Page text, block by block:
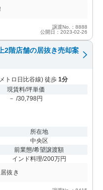
譲渡No.：8888
公開日：2023-02-26
2階店舗の居抜き売却案
トロ日比谷線) 徒歩 1分
現賃料/坪単価
－ /30,798円
所在地
中央区
前業態/希望譲渡額
インド料理/200万円
抜き